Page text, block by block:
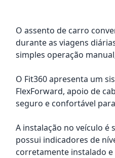
O assento de carro
durante as viagens
simples operação
O Fit360 apresenta um
FlexForward, apoio de
seguro e confortável
A instalação no veículo é
possui indicadores de
corretamente instalado